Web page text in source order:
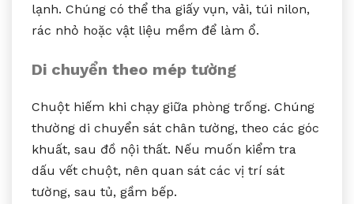
lạnh. Chúng có thể tha giấy vụn, vải, túi nilon,
rác nhỏ hoặc vật liệu mềm để làm ổ.
Di chuyển theo mép tường
Chuột hiếm khi chạy giữa phòng trống. Chúng
thường di chuyển sát chân tường, theo các góc
khuất, sau đồ nội thất. Nếu muốn kiểm tra
dấu vết chuột, nên quan sát các vị trí sát
tường, sau tủ, gầm bếp.